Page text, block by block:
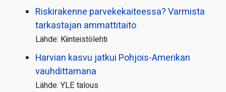
Riskirakenne parvekekaiteessa? Varmista
tarkastajan ammattitaito
Lähde: Kiinteistölehti
Harvian kasvu jatkui Pohjois-Amerikan
vauhdittamana
Lähde: YLE talous